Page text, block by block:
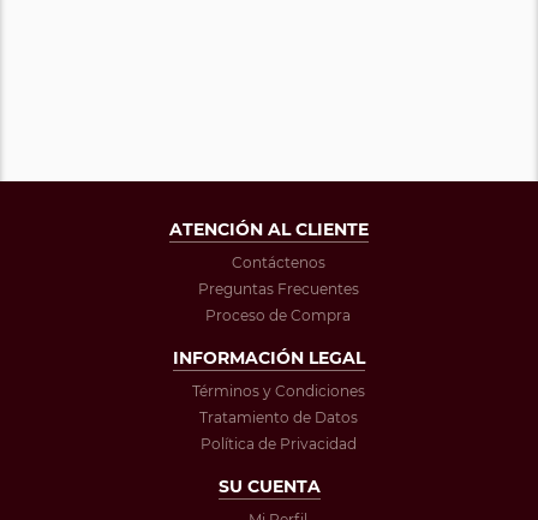
ATENCIÓN AL CLIENTE
Contáctenos
Preguntas Frecuentes
Proceso de Compra
INFORMACIÓN LEGAL
Términos y Condiciones
Tratamiento de Datos
Política de Privacidad
SU CUENTA